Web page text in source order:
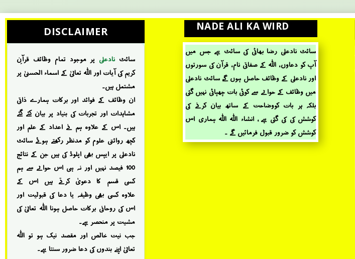
DISCLAIMER
سائٹ نادعلی پر موجود تمام وظائف قرآنِ
کریم کی آیات اور اللہ تعالیٰ کے اسماء الحسنیٰ پر
مشتمل ہیں۔
ان وظائف کے فوائد اور برکات ہمارے ذاتی
مشاہدات اور تجربات کی بنیاد پر بیان کئے گئے
ہیں۔ اس کے علاوہ ہم نے اعداد کے علم اور
کچھ روائتی علوم کو مدنظر رکھتے ہوئے سائٹ
نادعلی پر ایپس بھی اپلوڈ کی ہیں جن کے نتائج
100 فیصد نہیں اور نہ ہی اس حوالے سے ہم
کسی قسم کا دعویٰ کرتے ہیں اس کے
علاوہ کسی بھی وظیفہ یا دعا کی قبولیت اور
اس کی روحانی برکات حاصل ہونا اللہ تعالیٰ کی
مشیت پر منحصر ہے۔
جب نیت خالص اور مقصد نیک ہو تو اللہ
تعالیٰ اپنے بندوں کی دعا ضرور سنتا ہے۔
NADE ALI KA WIRD
سائٹ نادعلی رضا بھائی کی سائٹ ہے جس میں
آپ کو دعاوں ، اللہ کے صفاتی نام ، قرآن کی سورتوں
اور نادعلی کے وظائف حاصل ہوں گے، سائٹ نادعلی
میں وظائف کے حؤالے سے کوئی بات چھپائی نہیں گئی
بلکہ ہر بات کووضاحت کے ساتھ بیان کرنے کی
کوشش کی کی گئی ہے ، انشاء اللہ اللہ ہماری اس
کوشش کو ضرور قبول فرمائیں گے ۔